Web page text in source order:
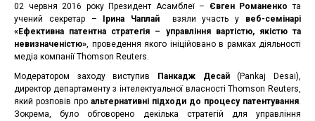
02 червня 2016 року Президент Асамблеї – Євген Романенко та
учений секретар –
Ірина Чаплай взяли участь у веб-семінарі
«Ефективна патентна стратегія – управління вартістю, якістю та
невизначеністю», проведення якого ініційовано в рамках діяльності
медіа компанії Thomson Reuters.
Модератором заходу виступив
Панкадж Десай(Pankaj Desai),
директор департаменту з інтелектуальної власності Thomson Reuters,
який розповів про альтернативні підходи до процесу патентування.
Зокрема, було обговорено декілька стратегій для управління